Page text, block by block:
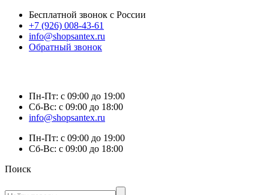
Бесплатной звонок с России
+7 (926) 008-43-61
info@shopsantex.ru
Обратный звонок
Пн-Пт: с 09:00 до 19:00
Сб-Вс: с 09:00 до 18:00
info@shopsantex.ru
Пн-Пт: с 09:00 до 19:00
Сб-Вс: с 09:00 до 18:00
Поиск